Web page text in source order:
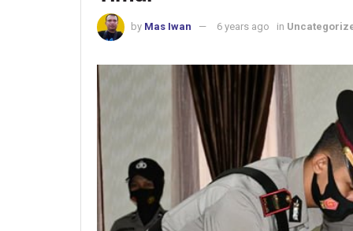
by Mas Iwan 6 years ago in